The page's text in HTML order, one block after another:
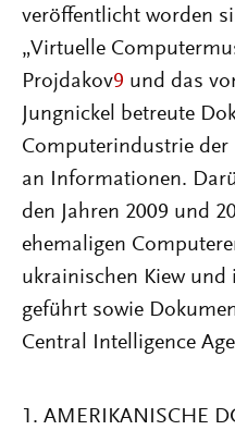
veröffentlicht worden
„Virtuelle
Projdakov9 und das
Jungnickel betreute
Computerindustrie der
an Informationen.
den Jahren 2009 und
ehemaligen
ukrainischen Kiew
geführt sowie
Central Intelligence
1. AMERIKANISCHE